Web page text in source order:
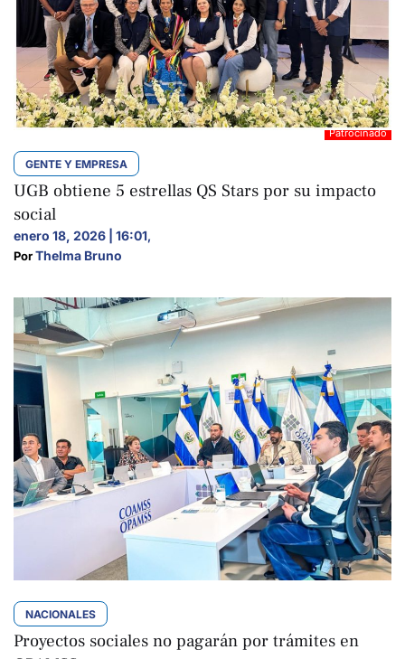
GENTE Y EMPRESA
UGB obtiene 5 estrellas QS Stars por su impacto
social
enero 18, 2026 | 16:01,
Por Thelma Bruno
NACIONALES
Proyectos sociales no pagarán por trámites en